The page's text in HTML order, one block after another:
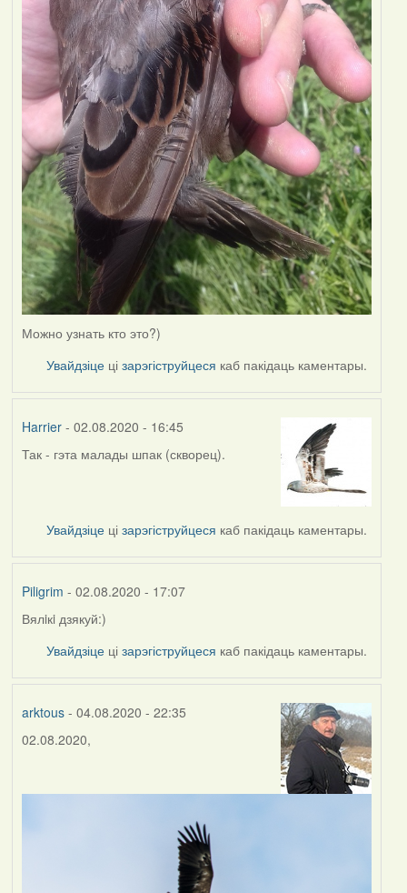
Можно узнать кто это?)
Увайдзіце цізарэгіструйцеся каб пакідаць каментары.
Harrier- 02.08.2020 - 16:45
In
Piligrim
Так - гэта малады шпак (скворец).
Увайдзіце цізарэгіструйцеся каб пакідаць каментары.
Piligrim - 02.08.2020 - 17:07
In
reply
by
Вялiкi дзякуй:)
Увайдзіце цізарэгіструйцеся каб пакідаць каментары.
arktous- 04.08.2020 - 22:35
02.08.2020,